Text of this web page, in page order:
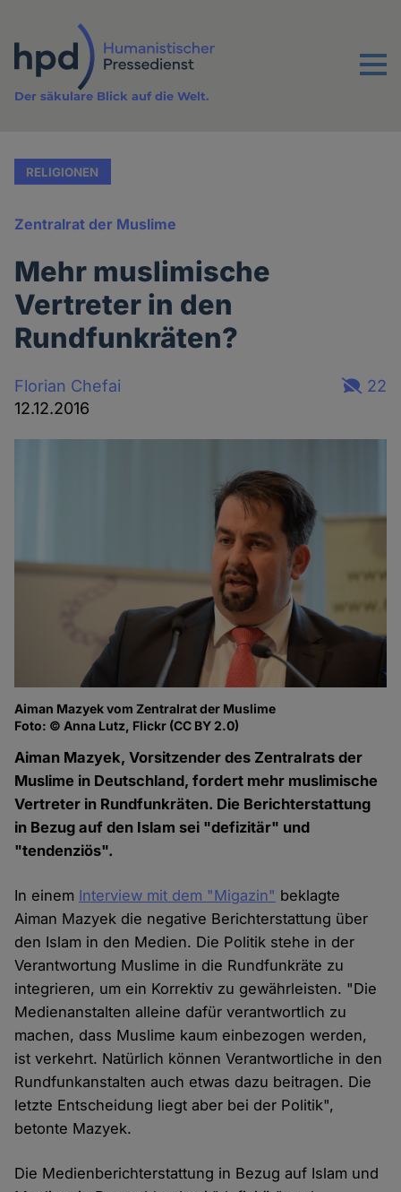
Inhalt
Menu
Der säkulare Blick auf die Welt.
RELIGIONEN
Zentralrat der Muslime
Mehr muslimische
Vertreter in den
Rundfunkräten?
Florian Chefai
12.12.2016
22
Aiman Mazyek vom Zentralrat der Muslime
Foto: © Anna Lutz, Flickr (CC BY 2.0)
Aiman Mazyek, Vorsitzender des Zentralrats der
Muslime in Deutschland, fordert mehr muslimische
Vertreter in Rundfunkräten. Die Berichterstattung
in Bezug auf den Islam sei "defizitär" und
"tendenziös".
In einem Interview mit dem "Migazin" beklagte
Aiman Mazyek die negative Berichterstattung über
den Islam in den Medien. Die Politik stehe in der
Verantwortung Muslime in die Rundfunkräte zu
integrieren, um ein Korrektiv zu gewährleisten. "Die
Medienanstalten alleine dafür verantwortlich zu
machen, dass Muslime kaum einbezogen werden,
ist verkehrt. Natürlich können Verantwortliche in den
Rundfunkanstalten auch etwas dazu beitragen. Die
letzte Entscheidung liegt aber bei der Politik",
betonte Mazyek.
Die Medienberichterstattung in Bezug auf Islam und